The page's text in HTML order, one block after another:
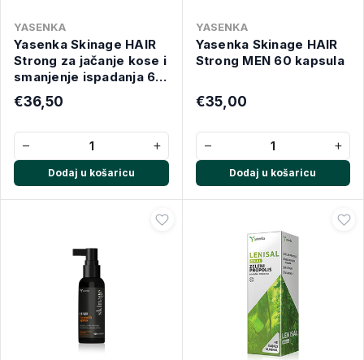
YASENKA
Yasenka Skinage HAIR
Strong za jačanje kose i
smanjenje ispadanja 60
kapsula
€36,50
− +
Dodaj u košaricu
YASENKA
Yasenka Skinage HAIR
Strong MEN 60 kapsula
€35,00
− +
Dodaj u košaricu